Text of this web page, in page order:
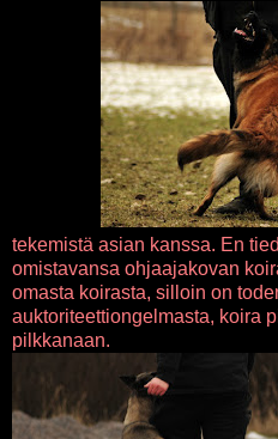
tekemistä asian kanssa. En
omistavansa ohjaajakovan
omasta koirasta, silloin on
auktoriteettiongelmasta, koira
pilkkanaan.